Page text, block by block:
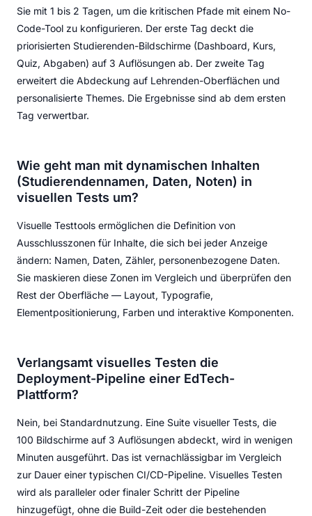
Sie mit 1 bis 2 Tagen, um die kritischen Pfade mit einem No-
Code-Tool zu konfigurieren. Der erste Tag deckt die
priorisierten Studierenden-Bildschirme (Dashboard, Kurs,
Quiz, Abgaben) auf 3 Auflösungen ab. Der zweite Tag
erweitert die Abdeckung auf Lehrenden-Oberflächen und
personalisierte Themes. Die Ergebnisse sind ab dem ersten
Tag verwertbar.
Wie geht man mit dynamischen Inhalten
(Studierendennamen, Daten, Noten) in
visuellen Tests um?
Visuelle Testtools ermöglichen die Definition von
Ausschlusszonen für Inhalte, die sich bei jeder Anzeige
ändern: Namen, Daten, Zähler, personenbezogene Daten.
Sie maskieren diese Zonen im Vergleich und überprüfen den
Rest der Oberfläche — Layout, Typografie,
Elementpositionierung, Farben und interaktive Komponenten.
Verlangsamt visuelles Testen die
Deployment-Pipeline einer EdTech-
Plattform?
Nein, bei Standardnutzung. Eine Suite visueller Tests, die
100 Bildschirme auf 3 Auflösungen abdeckt, wird in wenigen
Minuten ausgeführt. Das ist vernachlässigbar im Vergleich
zur Dauer einer typischen CI/CD-Pipeline. Visuelles Testen
wird als paralleler oder finaler Schritt der Pipeline
hinzugefügt, ohne die Build-Zeit oder die bestehenden